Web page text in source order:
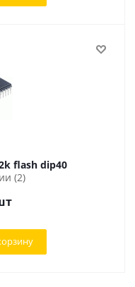
W78E58BP-40 8р МК: 32k flash dip40
(2)